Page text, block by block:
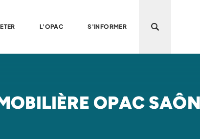
L'OPAC S'INFORMER Ouvrir la
OPAC